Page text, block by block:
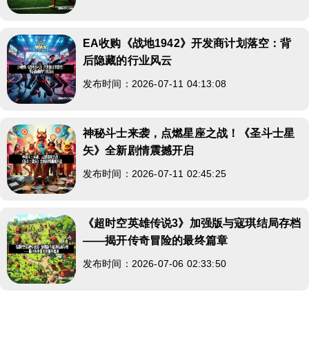
EA收购《战地1942》开发商计划落空：背
后隐藏的行业风云
发布时间：2026-07-11 04:13:08
神秘斗士来袭，点燃星座之战！《圣斗士星
矢》全新剧情震撼开启
发布时间：2026-07-11 02:45:25
《超时空英雄传说3》加强版与寇琪结局存档
——揭开传奇冒险的最终篇章
发布时间：2026-07-06 02:33:50